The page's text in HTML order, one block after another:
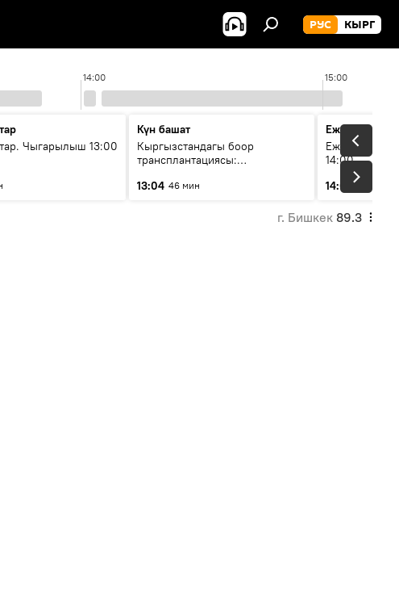
РУС КЫРГ
14:00 15:00
Чыгарылыш 13:00
Күн башат
Кыргызстандагы боор
трансплантациясы:
келечеги
13:04 46 мин
Ежедневные
Ежедневные
14:00
14:01
3 мин
г. Бишкек 89.3